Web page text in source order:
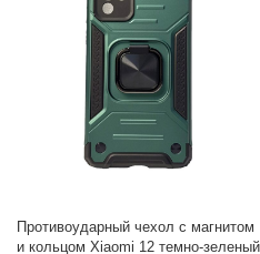
Противоударный чехол с магнитом
и кольцом Xiaomi 12 темно-зеленый